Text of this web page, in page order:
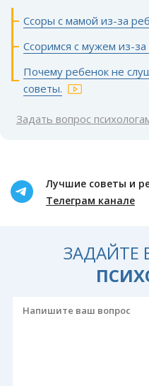
Ссоры с мамой из-за
Ссоримся с мужем из-за
Почему ребенок не
советы.
Задать вопрос
Лучшие советы и
Телеграм канале
ЗАДАЙТЕ